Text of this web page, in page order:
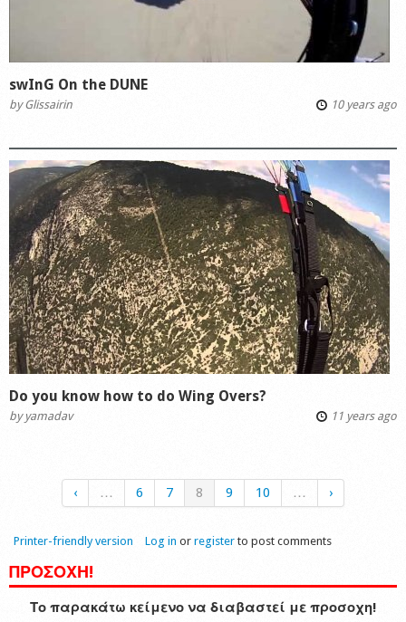
swInG On the DUNE
byGlissairin 10 years ago
Do you know how to do Wing Overs?
by yamadav 11 years ago
‹ … 6 7 8 9 10 … ›
Printer-friendly version Log in or registerto post comments
ΠΡΟΣΟΧΗ!
Το παρακάτω κείμενο να διαβαστεί με προσοχη!